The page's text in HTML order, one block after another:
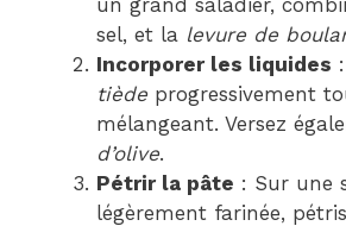
sel, et la levure de
Incorporer les liquides
tiède progressivement
mélangeant. Versez
d’olive.
Pétrir la pâte : Sur une
légèrement farinée,